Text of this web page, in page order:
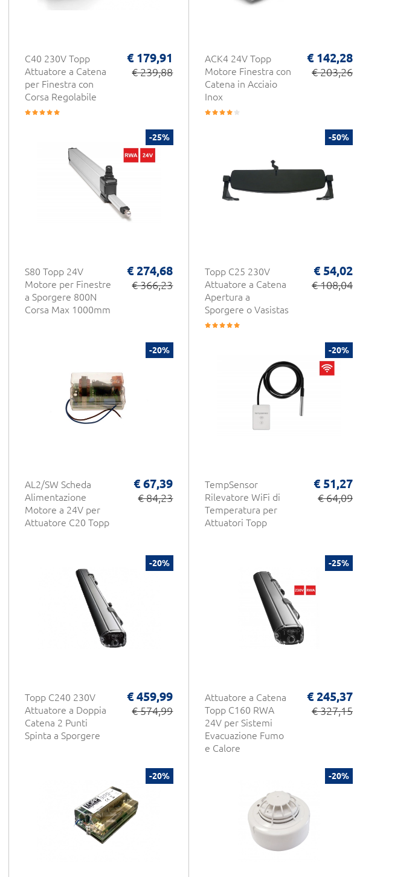
C40 230V Topp
Attuatore a Catena
per Finestra con
Corsa Regolabile
€ 179,91
€ 239,88
ACK4 24V Topp
Motore Finestra con
Catena in Acciaio
Inox
€ 142,28
€ 203,26
-25%
S80 Topp 24V
Motore per Finestre
a Sporgere 800N
Corsa Max 1000mm
€ 274,68
€ 366,23
-50%
Topp C25 230V
Attuatore a Catena
Apertura a
Sporgere o Vasistas
€ 54,02
€ 108,04
-20%
AL2/SW Scheda
Alimentazione
Motore a 24V per
Attuatore C20 Topp
€ 67,39
€ 84,23
-20%
TempSensor
Rilevatore WiFi di
Temperatura per
Attuatori Topp
€ 51,27
€ 64,09
-20%
Topp C240 230V
Attuatore a Doppia
Catena 2 Punti
Spinta a Sporgere
€ 459,99
€ 574,99
-25%
Attuatore a Catena
Topp C160 RWA
24V per Sistemi
Evacuazione Fumo
e Calore
€ 245,37
€ 327,15
-20% -20%